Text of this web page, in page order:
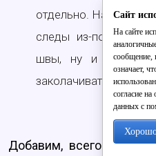
отдельно. На
следы из-под клея,
швы, ну и
заколачивать, -
Добавим, всего в 2016
Сайт
На сайте
сообщение,
означает,
согласие
данных с